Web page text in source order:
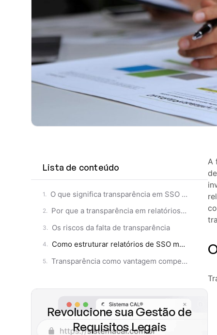
Lista de conteúdo
O que significa transparência em SSO na prática?
Por que a transparência em relatórios de SSO é tão importante?
Os riscos da falta de transparência
Como estruturar relatórios de SSO mais transparentes?
Transparência como vantagem competitiva
Revolucione sua Gestão de
Requisitos Legais
A